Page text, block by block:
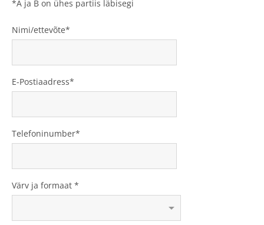
*A ja B on ühes partiis läbisegi
Nimi/ettevõte
E-Postiaadress
Telefoninumber
Värv ja formaat